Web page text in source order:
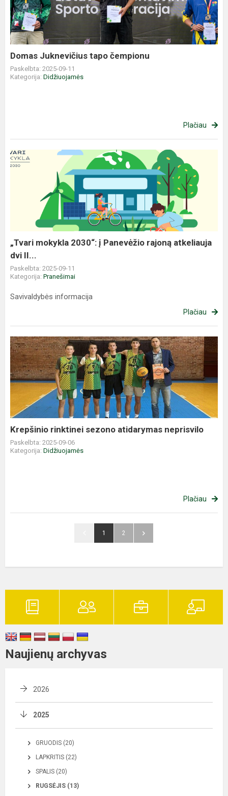
čempionu
Domas Juknevičius tapo čempionu
Paskelbta: 2025-09-11
Kategorija: Didžiuojamės
Plačiau
„Tvari
mokykla
Panevėžio
atkeliauja
dvi
II...
„Tvari mokykla 2030“: į Panevėžio rajoną atkeliauja
dvi II...
Paskelbta: 2025-09-11
Kategorija: Pranešimai
Savivaldybės informacija
Plačiau
Krepšinio
rinktinei
sezono
atidarymas
neprisvilo
Krepšinio rinktinei sezono atidarymas neprisvilo
Paskelbta: 2025-09-06
Kategorija: Didžiuojamės
Plačiau
1 2
Naujienų archyvas
2026
2025
GRUODIS (20)
LAPKRITIS (22)
SPALIS (20)
RUGSĖJIS (13)